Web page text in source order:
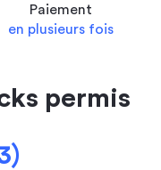
Paiement
en plusieurs fois
permis